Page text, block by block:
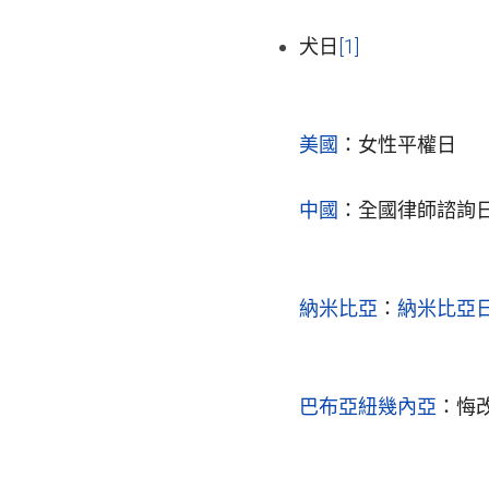
犬日 [1]
美國 ：女性平權日
中國 ：全國律師諮詢
納米比亞 ： 納米比亞
巴布亞紐幾內亞 ：悔